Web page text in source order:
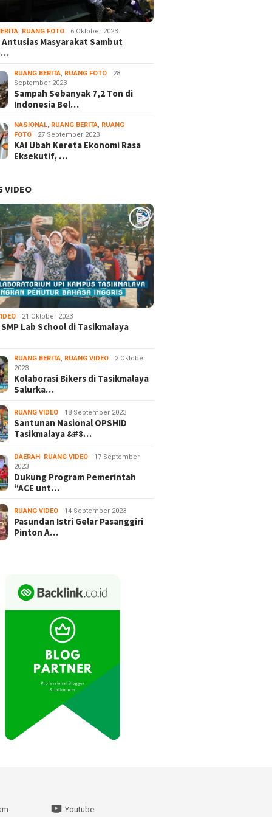
, RUANG FOTO 6 Oktober 2023
Masyarakat Sambut
RUANG BERITA, RUANG FOTO
28
September 2023
Sampah Sebanyak 7,2 Ton di
Indonesia Bel…
NASIONAL, RUANG BERITA, RUANG
FOTO
27 September 2023
KAI Ubah Kereta Ekonomi Rasa
Eksekutif, …
VIDEO
21 Oktober 2023
Lab School di Tasikmalaya
RUANG BERITA, RUANG VIDEO
2 Oktober
2023
Kolaborasi Bikers di Tasikmalaya
Salurka…
RUANG VIDEO 18 September 2023
Santunan Nasional OPSHID
Tasikmalaya &#8…
DAERAH , RUANG VIDEO
17 September
2023
Dukung Program Pemerintah
“ACE unt…
RUANG VIDEO 14 September 2023
Pasundan Istri Gelar Pasanggiri
Pinton A…
Youtube